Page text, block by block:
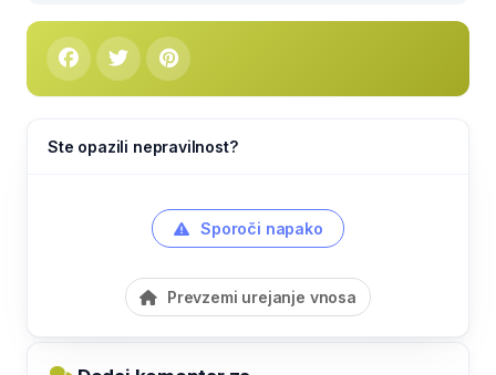
Ste opazili nepravilnost?
Sporoči napako
Prevzemi urejanje vnosa